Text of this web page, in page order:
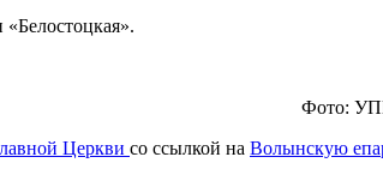
Фото:
Церкви со ссылкой на Волынскую